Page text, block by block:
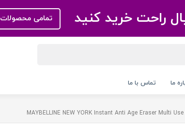
راحت خرید کنید تمامی
ما تماس با ما